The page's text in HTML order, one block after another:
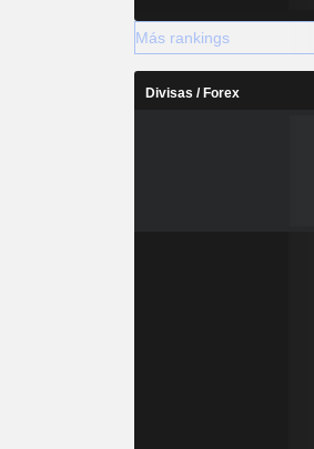
Más rankings
Divisas / Forex